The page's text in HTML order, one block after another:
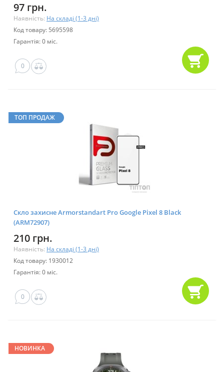
97 грн.
Наявність: На складі (1-3 дні)
Код товару: 5695598
Гарантія: 0 міс.
0
ТОП ПРОДАЖ
Скло захисне Armorstandart Pro Google Pixel 8 Black
(ARM72907)
210 грн.
Наявність: На складі (1-3 дні)
Код товару: 1930012
Гарантія: 0 міс.
0
НОВИНКА